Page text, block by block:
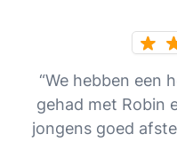
“We hebben een
gehad met Robin
jongens goed